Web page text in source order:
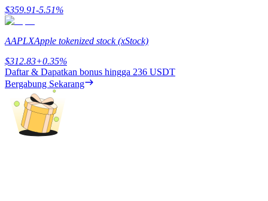
Deposit CASHCAT & Win
$359.91-5.51%
AAPLXApple tokenized stock (xStock)
$312.83+0.35%
Daftar & Dapatkan bonus hingga 236 USDT
Bergabung Sekarang